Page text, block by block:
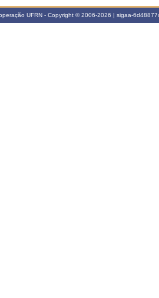
UFRN - Copyright © 2006-2026 | sigaa-